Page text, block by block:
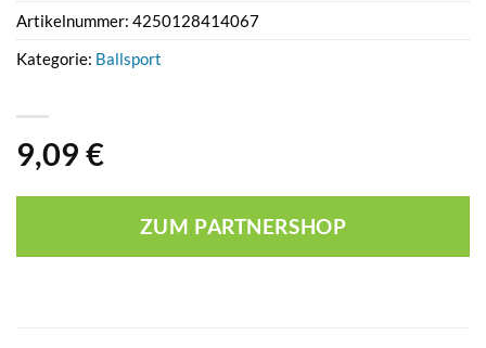
9,09 €
ZUM PARTNERSHOP
Artikelnummer: 4250128414067
Kategorie: Ballsport